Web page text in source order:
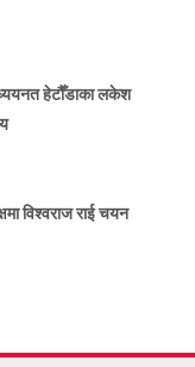
हेटौँडाका लकेश
विश्वराज राई चयन